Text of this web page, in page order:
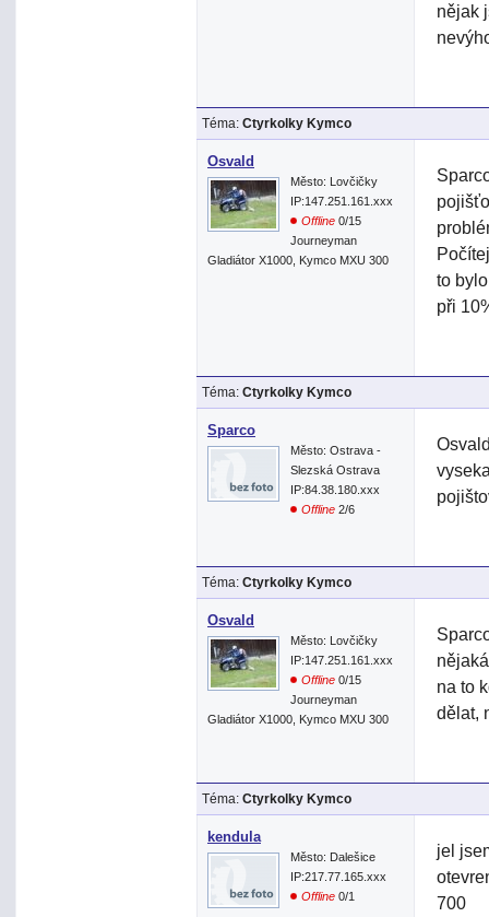
nějak
Téma: Ctyrkolky Kymco
Osvald
Město: Lovčičky
IP:147.251.161.xxx
Offline 0/15
Journeyman
Gladiátor X1000, Kymco MXU 300
to
při
Téma: Ctyrkolky Kymco
Sparco
Město: Ostrava -
Slezská Ostrava
IP:84.38.180.xxx
Offline 2/6
Téma: Ctyrkolky Kymco
Osvald
Město: Lovčičky
IP:147.251.161.xxx
Offline 0/15
Journeyman
Gladiátor X1000, Kymco MXU 300
na to
dělat,
Téma: Ctyrkolky Kymco
kendula
Město: Dalešice
IP:217.77.165.xxx
Offline 0/1
jel
700